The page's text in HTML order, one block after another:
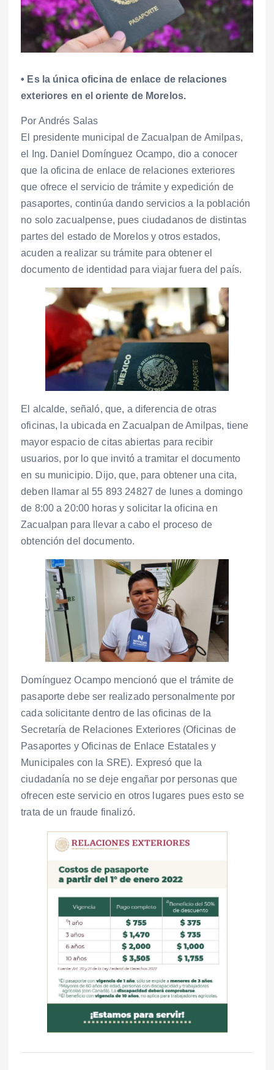
• Es la única oficina de enlace de relaciones
exteriores en el oriente de Morelos.
Por Andrés Salas
El presidente municipal de Zacualpan de Amilpas,
el Ing. Daniel Domínguez Ocampo, dio a conocer
que la oficina de enlace de relaciones exteriores
que ofrece el servicio de trámite y expedición de
pasaportes, continúa dando servicios a la población
no solo zacualpense, pues ciudadanos de distintas
partes del estado de Morelos y otros estados,
acuden a realizar su trámite para obtener el
documento de identidad para viajar fuera del país.
El alcalde, señaló, que, a diferencia de otras
oficinas, la ubicada en Zacualpan de Amilpas, tiene
mayor espacio de citas abiertas para recibir
usuarios, por lo que invitó a tramitar el documento
en su municipio. Dijo, que, para obtener una cita,
deben llamar al 55 893 24827 de lunes a domingo
de 8:00 a 20:00 horas y solicitar la oficina en
Zacualpan para llevar a cabo el proceso de
obtención del documento.
Domínguez Ocampo mencionó que el trámite de
pasaporte debe ser realizado personalmente por
cada solicitante dentro de las oficinas de la
Secretaría de Relaciones Exteriores (Oficinas de
Pasaportes y Oficinas de Enlace Estatales y
Municipales con la SRE). Expresó que la
ciudadanía no se deje engañar por personas que
ofrecen este servicio en otros lugares pues esto se
trata de un fraude finalizó.